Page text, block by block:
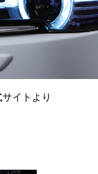
イトより